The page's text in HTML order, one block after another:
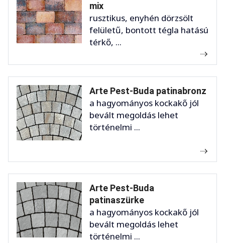
mix
rusztikus, enyhén dörzsölt
felületű, bontott tégla hatású
térkő, ...
Arte Pest-Buda patinabronz
a hagyományos kockakő jól
bevált megoldás lehet
történelmi ...
Arte Pest-Buda
patinaszürke
a hagyományos kockakő jól
bevált megoldás lehet
történelmi ...